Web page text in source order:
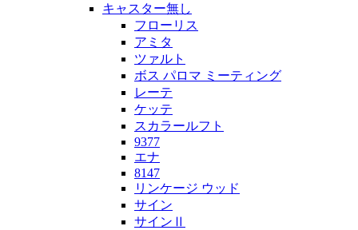
キャスター無し
フローリス
アミタ
ツァルト
ボス パロマ ミーティング
レーテ
ケッテ
スカラールフト
9377
エナ
8147
リンケージ ウッド
サイン
サインⅡ